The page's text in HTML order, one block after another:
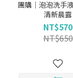
團購｜泡泡洗手
清新晨露
NT$570
NT$650